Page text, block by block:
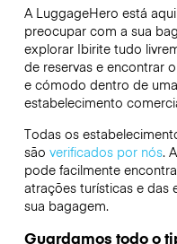
A LuggageHero está
preocupar com a sua
explorar Ibirite tudo
de reservas e encontrar
e cómodo dentro de
estabelecimento
Todas os
são verificados por nós.
pode facilmente
atrações turísticas e das
sua bagagem.
Guardamos todo o